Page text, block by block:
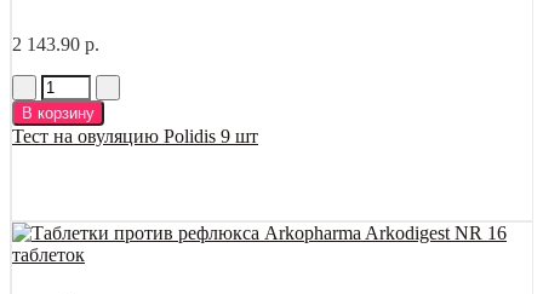
2 143.90 р.
В корзину
Тест на овуляцию Polidis 9 шт